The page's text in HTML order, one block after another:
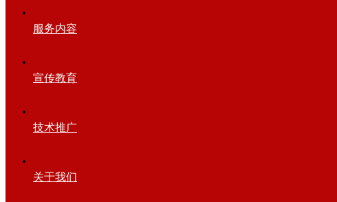
服务内容
宣传教育
技术推广
关于我们